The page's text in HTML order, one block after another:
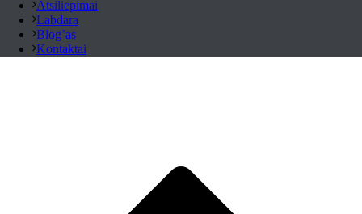
Atsiliepimai
Labdara
Blog’as
Kontaktai